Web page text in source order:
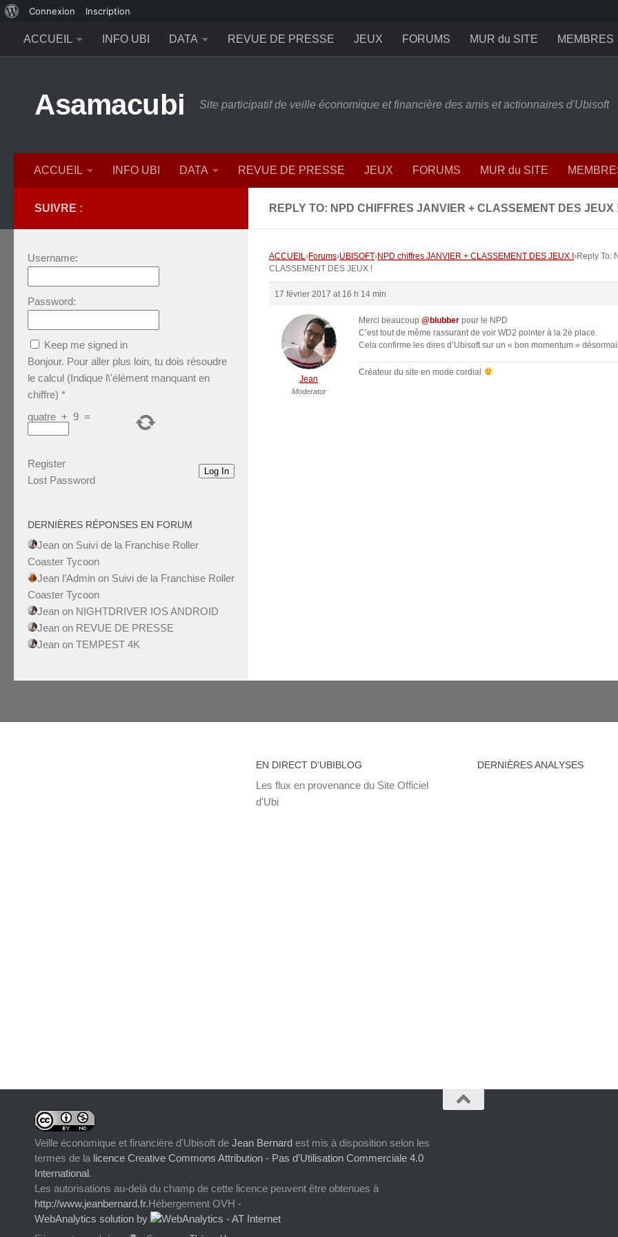
propos
de
Connexion Inscription
ACCUEIL
INFO UBI DATA REVUE DE PRESSE JEUX FORUMS MUR du SITE MEMBRES
Asamacubi Site participatif de veille économique et financière des amis et actionnaires d'Ubisoft
ACCUEIL INFO UBI DATA REVUE DE PRESSE JEUX FORUMS MUR du SITE
REPLY TO: NPD CHIFFRES JANVIER + CLASSEMENT DES JEUX
ACCUEIL›Forums›UBISOFT›NPD chiffres JANVIER + CLASSEMENT DES JEUX !›Reply To:
CLASSEMENT DES JEUX !
17 février 2017 at 16 h 14 min
Jean
Moderator
Merci beaucoup @blubber pour le NPD
C’est tout de même rassurant de voir WD2 pointer à la 2è place.
Cela confirme les dires d’Ubisoft sur un « bon momentum »
Créateur du site en mode cordial
SUIVRE :
Username:
Password:
Keep me signed in
Bonjour. Pour aller plus loin, tu dois résoudre
le calcul (Indique l\'élément manquant en
chiffre) *
quatre + 9 =
Log In
Register
Lost Password
DERNIÈRES RÉPONSES EN FORUM
Jean on Suivi de la Franchise Roller
Coaster Tycoon
Jean l’Admin on Suivi de la Franchise Roller
Coaster Tycoon
Jean on NIGHTDRIVER IOS ANDROID
Jean on REVUE DE PRESSE
Jean on TEMPEST 4K
EN DIRECT D’UBIBLOG
Les flux en provenance du Site Officiel
d'Ubi
DERNIÈRES ANALYSES
Veille économique et financière d'Ubisoft de Jean Bernard est mis à disposition selon les
termes de la licence Creative Commons Attribution - Pas d’Utilisation Commerciale 4.0
International.
Les autorisations au-delà du champ de cette licence peuvent être obtenues à
http://www.jeanbernard.fr.Hébergement OVH -
WebAnalytics solution by